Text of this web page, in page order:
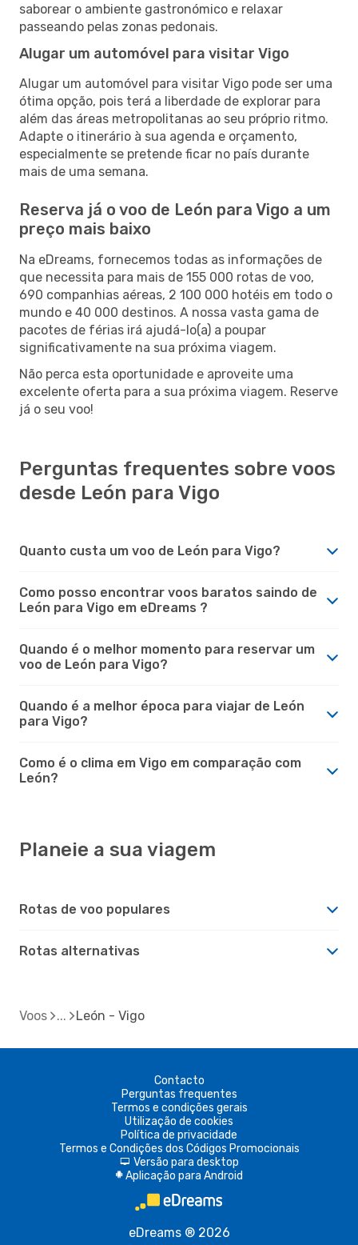
saborear o ambiente gastronómico e relaxar
passeando pelas zonas pedonais.
Alugar um automóvel para visitar Vigo
Alugar um automóvel para visitar Vigo pode ser uma
ótima opção, pois terá a liberdade de explorar para
além das áreas metropolitanas ao seu próprio ritmo.
Adapte o itinerário à sua agenda e orçamento,
especialmente se pretende ficar no país durante
mais de uma semana.
Reserva já o voo de León para Vigo a um
preço mais baixo
Na eDreams, fornecemos todas as informações de
que necessita para mais de 155 000 rotas de voo,
690 companhias aéreas, 2 100 000 hotéis em todo o
mundo e 40 000 destinos. A nossa vasta gama de
pacotes de férias irá ajudá-lo(a) a poupar
significativamente na sua próxima viagem.
Não perca esta oportunidade e aproveite uma
excelente oferta para a sua próxima viagem. Reserve
já o seu voo!
Perguntas frequentes sobre voos
desde León para Vigo
Quanto custa um voo de León para Vigo?
Como posso encontrar voos baratos saindo de
León para Vigo em eDreams ?
Quando é o melhor momento para reservar um
voo de León para Vigo?
Quando é a melhor época para viajar de León
para Vigo?
Como é o clima em Vigo em comparação com
León?
Planeie a sua viagem
Rotas de voo populares
Rotas alternativas
Voos León - Vigo
Contacto
Perguntas frequentes
Termos e condições gerais
Utilização de cookies
Política de privacidade
Termos e Condições dos Códigos Promocionais
d Versão para desktop
A Aplicação para Android
eDreams ® 2026